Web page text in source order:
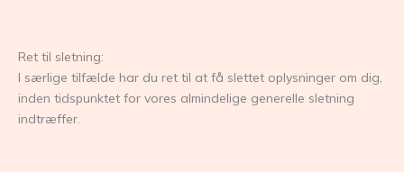
Ret til sletning:
I særlige tilfælde har du ret til at få slettet oplysninger om dig,
inden tidspunktet for vores almindelige generelle sletning
indtræffer.